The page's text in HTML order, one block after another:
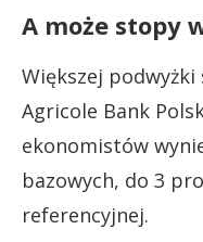
A może stopy
Większej
Agricole Bank
ekonomistów
bazowych, do 3
referencyjnej.